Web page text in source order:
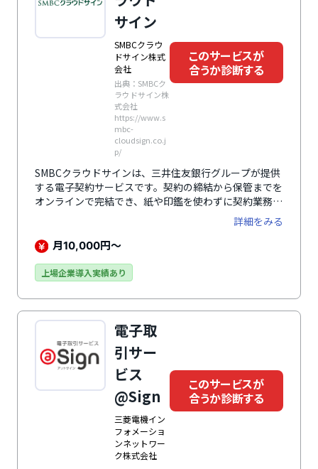
けた電子証明書に加え、Adobe社が認定するルート証
明書での署名ができるのもポイントです。
サイン
SMBCクラウ
ドサイン株式
会社
出典：SMBCク
ラウドサイン株
式会社
https://www.s
mbc-
cloudsign.co.j
p/
このサービスが
合うか診断する
SMBCクラウドサインは、三井住友銀行グループが提供
する電子契約サービスです。契約の締結から保管までを
オンラインで完結でき、紙や印鑑を使わずに契約業務を
効率化します。契約データはクラウド上で安全に管理さ
れ、改ざん防止機能や電子署名法への準拠により法的効
力も確保。SMBCグループ基準の厳格なセキュリティ体
造・不動産など幅広い業界で導入が進み、電子契約の信
詳細をみる
月10,000円～
上場企業導入実績あり
電子取
引サー
ビス
@Sign
三菱電機イン
フォメーショ
ンネットワー
ク株式会社
このサービスが
合うか診断する